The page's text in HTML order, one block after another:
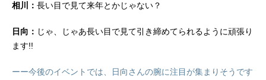
相川： 長い目で見て来年とかじゃない？
日向： じゃ、じゃあ長い目で見て引き締めてられるように頑張り
ます!!
ーー今後のイベントでは、日向さんの腕に注目が集まりそうです